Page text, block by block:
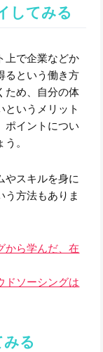
してみる
上で企業などか
るという働き方
ため、自分の体
というメリット
ポイントについ
。
やスキルを身に
う方法もありま
から学んだ、在
ドソーシングは
る